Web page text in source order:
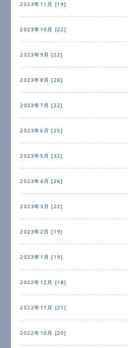
2023年11月 [19]
2023年10月 [22]
2023年9月 [22]
2023年8月 [28]
2023年7月 [22]
2023年6月 [25]
2023年5月 [32]
2023年4月 [26]
2023年3月 [22]
2023年2月 [19]
2023年1月 [19]
2022年12月 [18]
2022年11月 [21]
2022年10月 [20]